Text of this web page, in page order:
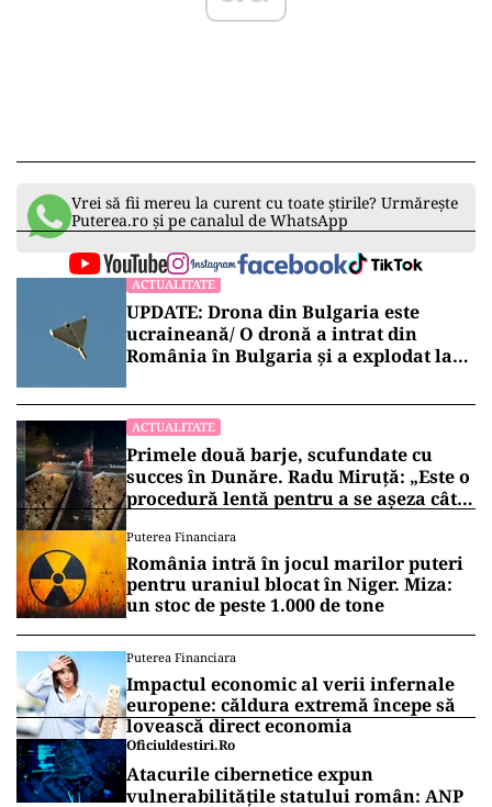
Vrei să fii mereu la curent cu toate știrile? Urmărește
Puterea.ro și pe canalul de WhatsApp
ACTUALITATE
UPDATE: Drona din Bulgaria este
ucraineană/ O dronă a intrat din
România în Bulgaria şi a explodat la
ACTUALITATE
Primele două barje, scufundate cu
succes în Dunăre. Radu Miruță: „Este o
procedură lentă pentru a se așeza cât
Puterea Financiara
România intră în jocul marilor puteri
pentru uraniul blocat în Niger. Miza:
un stoc de peste 1.000 de tone
Puterea Financiara
Impactul economic al verii infernale
europene: căldura extremă începe să
lovească direct economia
Oficiuldestiri.ro
Atacurile cibernetice expun
vulnerabilitățile statului român: ANP